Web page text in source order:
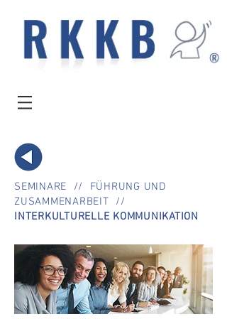
SEMINARE // FÜHRUNG UND
ZUSAMMENARBEIT //
INTERKULTURELLE KOMMUNIKATION